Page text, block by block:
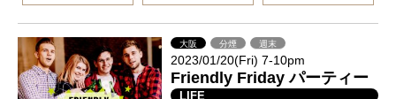
大阪 分煙 週末
2023/01/20(Fri) 7-10pm
Friendly Friday パーティー
LIFE